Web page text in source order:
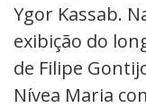
Ygor Kassab.
exibição do
de Filipe
Nívea Maria